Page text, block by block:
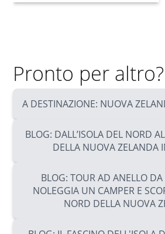
Pronto per altro?
A DESTINAZIONE: NUOVA
BLOG: DALL’ISOLA DEL NORD
DELLA NUOVA ZELANDA
BLOG: TOUR AD ANELLO
NOLEGGIA UN CAMPER E
NORD DELLA NUOVA